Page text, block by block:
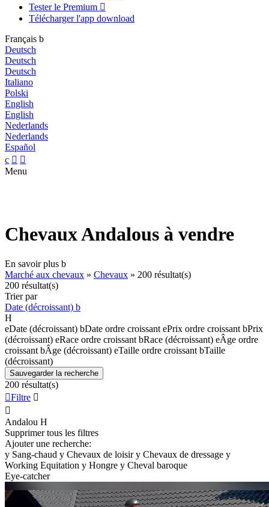
Tester le Premium 
Télécharger l'app download
Français b
Deutsch
Deutsch
Deutsch
Italiano
Polski
English
English
Nederlands
Nederlands
Español
c  
Menu
Chevaux Andalous à vendre
En savoir plus b
Marché aux chevaux » Chevaux » 200 résultat(s)
200 résultat(s)
Trier par
Date (décroissant) b
H
eDate (décroissant) bDate ordre croissant ePrix ordre croissant bPrix
(décroissant) eRace ordre croissant bRace (décroissant) eÂge ordre
croissant bÂge (décroissant) eTaille ordre croissant bTaille
(décroissant)
Sauvegarder la recherche
200 résultat(s)
Filtre 

Andalou H
Supprimer tous les filtres
Ajouter une recherche:
y Sang-chaud y Chevaux de loisir y Chevaux de dressage y
Working Equitation y Hongre y Cheval baroque
Eye-catcher